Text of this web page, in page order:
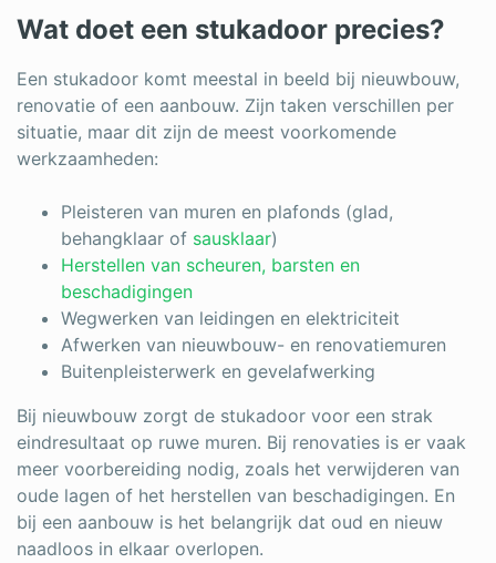
Wat doet een stukadoor precies?
Een stukadoor komt meestal in beeld bij nieuwbouw,
renovatie of een aanbouw. Zijn taken verschillen per
situatie, maar dit zijn de meest voorkomende
werkzaamheden:
Pleisteren van muren en plafonds (glad,
behangklaar of sausklaar)
Herstellen van scheuren, barsten en
beschadigingen
Wegwerken van leidingen en elektriciteit
Afwerken van nieuwbouw- en renovatiemuren
Buitenpleisterwerk en gevelafwerking
Bij nieuwbouw zorgt de stukadoor voor een strak
eindresultaat op ruwe muren. Bij renovaties is er vaak
meer voorbereiding nodig, zoals het verwijderen van
oude lagen of het herstellen van beschadigingen. En
bij een aanbouw is het belangrijk dat oud en nieuw
naadloos in elkaar overlopen.